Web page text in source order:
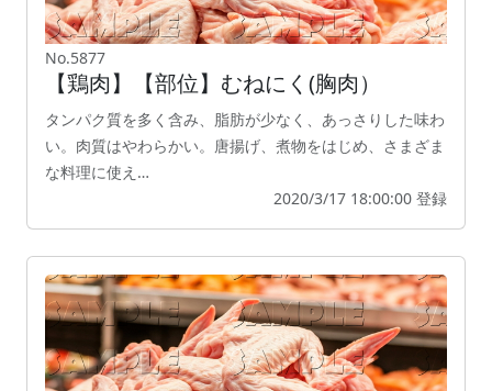
No.5877
【鶏肉】【部位】むねにく(胸肉）
タンパク質を多く含み、脂肪が少なく、あっさりした味わ
い。肉質はやわらかい。唐揚げ、煮物をはじめ、さまざま
な料理に使え…
2020/3/17 18:00:00 登録